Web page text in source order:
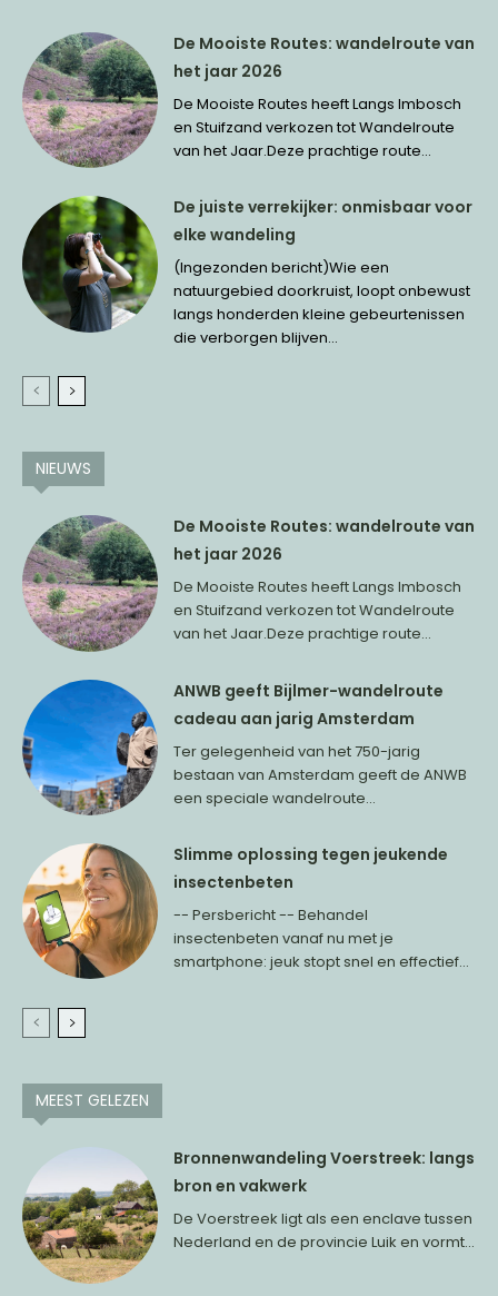
De Mooiste Routes: wandelroute van
het jaar 2026
De Mooiste Routes heeft Langs Imbosch
en Stuifzand verkozen tot Wandelroute
van het Jaar.Deze prachtige route...
De juiste verrekijker: onmisbaar voor
elke wandeling
(Ingezonden bericht)Wie een
natuurgebied doorkruist, loopt onbewust
langs honderden kleine gebeurtenissen
die verborgen blijven...
NIEUWS
De Mooiste Routes: wandelroute van
het jaar 2026
De Mooiste Routes heeft Langs Imbosch
en Stuifzand verkozen tot Wandelroute
van het Jaar.Deze prachtige route...
ANWB geeft Bijlmer-wandelroute
cadeau aan jarig Amsterdam
Ter gelegenheid van het 750-jarig
bestaan van Amsterdam geeft de ANWB
een speciale wandelroute...
Slimme oplossing tegen jeukende
insectenbeten
-- Persbericht -- Behandel
insectenbeten vanaf nu met je
smartphone: jeuk stopt snel en effectief...
MEEST GELEZEN
Bronnenwandeling Voerstreek: langs
bron en vakwerk
De Voerstreek ligt als een enclave tussen
Nederland en de provincie Luik en vormt...